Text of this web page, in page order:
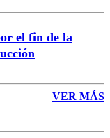
el fin de la
VER MÁS